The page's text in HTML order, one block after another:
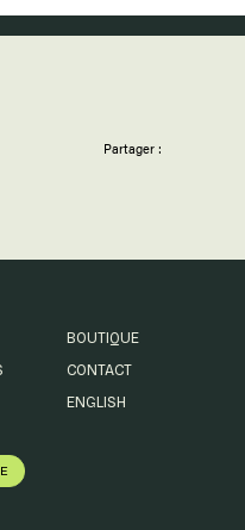
Partager :
BOUTIQUE
CONTACT
ENGLISH